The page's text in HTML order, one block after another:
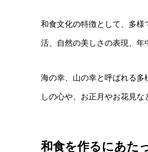
和食文化の特徴として、多
活、自然の美しさの表現、年
海の幸、山の幸と呼ばれる
しの心や、お正月やお花見
和食を作るにあた